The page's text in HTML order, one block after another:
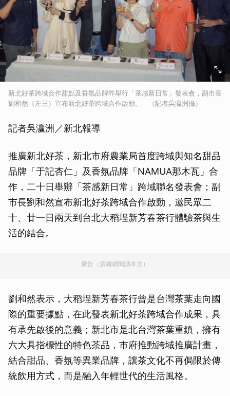
新北好茶跨域合作甜點及香氛品牌昨舉行「茶感新日常」發表會，副市長
劉和然（左三）宣布新北好茶跨域合作啟動。 （記者吳瀛洲攝）
記者吳瀛洲／新北報導
推廣新北好茶，新北市府農業局首度跨域與知名甜品
品牌「于記杏仁」及香氛品牌「NAMUA那木瓦」合
作，二十日舉辦「茶感新日常」跨域聯名發表會；副
市長劉和然宣布新北好茶跨域合作啟動，邀民眾二
十、廿一日兩天到台北大稻埕新芳春茶行體驗茶與生
活的結合。
廣告（請繼續閱讀本文）
劉和然表示，大稻埕新芳春茶行曾是台灣茶葉走向國
際的重要據點，在此發表新北好茶跨域合作成果，具
有承先啟後的意義；新北市是北台灣茶葉重鎮，擁有
六大具指標性的特色茶品，市府推動跨域推廣計畫，
結合甜品、香氛等異業品牌，讓茶文化不再侷限於傳
統飲用方式，而是融入年輕世代的生活風格。